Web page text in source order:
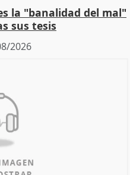
la "banalidad del mal"
sus tesis
2026